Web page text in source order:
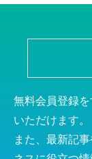
無料会員登録
いただけます。
また、最新記